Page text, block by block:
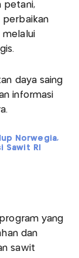
petani,
perbaikan
melalui
daya saing
informasi
Norwegia,
Sawit RI
yang
dan
sawit